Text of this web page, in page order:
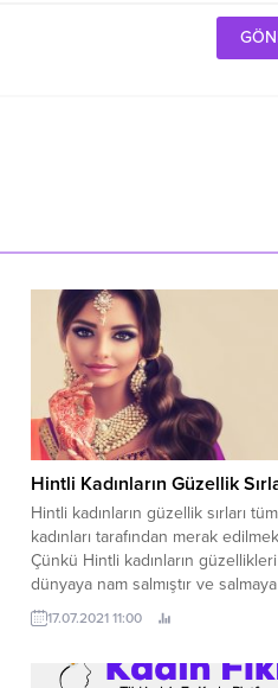
Hintli Kadınların Güzellik
Hintli kadınların güzellik sırları
kadınları tarafından merak
Çünkü Hintli kadınların
dünyaya nam salmıştır ve
devam etmektedir. Canlı aydınlık
kusursuz bir cilt, parlak büyük
saçlar. Hangi kadın bu özelliklere
17.07.2021 11:00